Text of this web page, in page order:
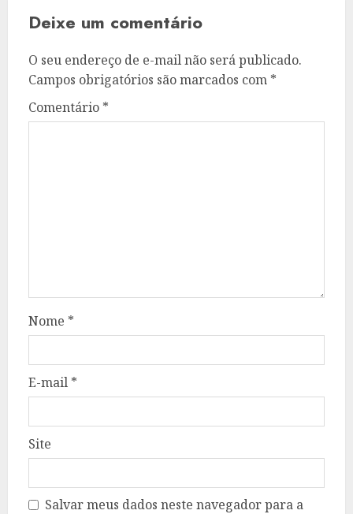
Deixe um comentário
O seu endereço de e-mail não será publicado.
Campos obrigatórios são marcados com *
Comentário *
Nome *
E-mail *
Site
Salvar meus dados neste navegador para a